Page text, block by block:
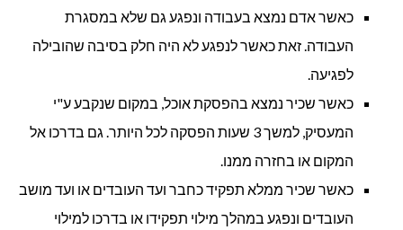
כאשר אדם נמצא בעבודה ונפגע גם שלא במסגרת
העבודה. זאת כאשר לנפגע לא היה חלק בסיבה שהובילה
לפגיעה.
כאשר שכיר נמצא בהפסקת אוכל, במקום שנקבע ע"י
המעסיק, למשך 3 שעות הפסקה לכל היותר. גם בדרכו אל
המקום או בחזרה ממנו.
כאשר שכיר ממלא תפקיד כחבר ועד העובדים או ועד מושב
העובדים ונפגע במהלך מילוי תפקידו או בדרכו למילוי